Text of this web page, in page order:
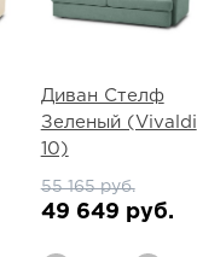
Диван Стелф
Зеленый (Vivaldi
10)
55 165 руб.
49 649 руб.